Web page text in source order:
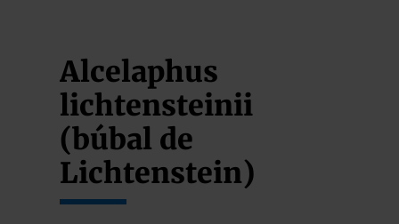
Alcelaphus
lichtensteinii
(búbal de
Lichtenstein)